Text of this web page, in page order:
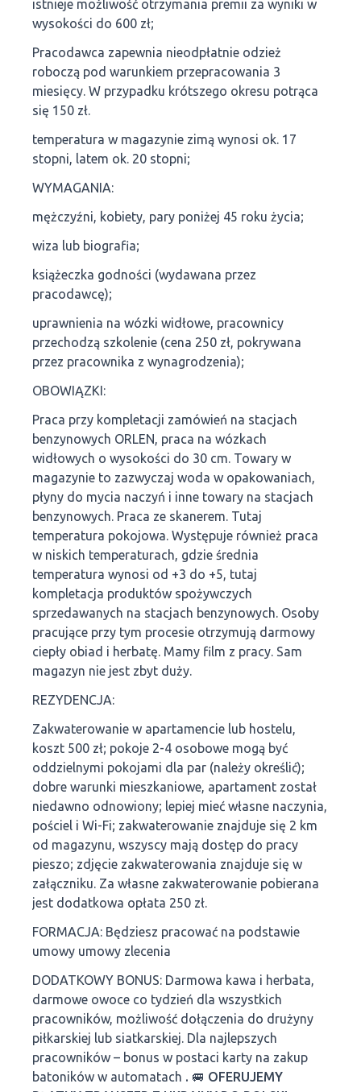
istnieje możliwość otrzymania premii za wyniki w
wysokości do 600 zł;
Pracodawca zapewnia nieodpłatnie odzież
roboczą pod warunkiem przepracowania 3
miesięcy. W przypadku krótszego okresu potrąca
się 150 zł.
temperatura w magazynie zimą wynosi ok. 17
stopni, latem ok. 20 stopni;
WYMAGANIA:
mężczyźni, kobiety, pary poniżej 45 roku życia;
wiza lub biografia;
książeczka godności (wydawana przez
pracodawcę);
uprawnienia na wózki widłowe, pracownicy
przechodzą szkolenie (cena 250 zł, pokrywana
przez pracownika z wynagrodzenia);
OBOWIĄZKI:
Praca przy kompletacji zamówień na stacjach
benzynowych ORLEN, praca na wózkach
widłowych o wysokości do 30 cm. Towary w
magazynie to zazwyczaj woda w opakowaniach,
płyny do mycia naczyń i inne towary na stacjach
benzynowych. Praca ze skanerem. Tutaj
temperatura pokojowa. Występuje również praca
w niskich temperaturach, gdzie średnia
temperatura wynosi od +3 do +5, tutaj
kompletacja produktów spożywczych
sprzedawanych na stacjach benzynowych. Osoby
pracujące przy tym procesie otrzymują darmowy
ciepły obiad i herbatę. Mamy film z pracy. Sam
magazyn nie jest zbyt duży.
REZYDENCJA:
Zakwaterowanie w apartamencie lub hostelu,
koszt 500 zł; pokoje 2-4 osobowe mogą być
oddzielnymi pokojami dla par (należy określić);
dobre warunki mieszkaniowe, apartament został
niedawno odnowiony; lepiej mieć własne naczynia,
pościel i Wi-Fi; zakwaterowanie znajduje się 2 km
od magazynu, wszyscy mają dostęp do pracy
pieszo; zdjęcie zakwaterowania znajduje się w
załączniku. Za własne zakwaterowanie pobierana
jest dodatkowa opłata 250 zł.
FORMACJA: Będziesz pracować na podstawie
umowy umowy zlecenia
DODATKOWY BONUS: Darmowa kawa i herbata,
darmowe owoce co tydzień dla wszystkich
pracowników, możliwość dołączenia do drużyny
piłkarskiej lub siatkarskiej. Dla najlepszych
pracowników – bonus w postaci karty na zakup
batoników w automatach . 🚐 OFERUJEMY